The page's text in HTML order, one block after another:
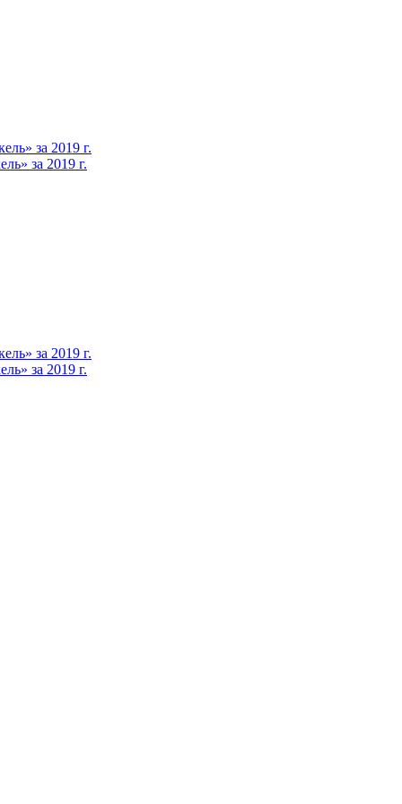
за 2019 г.
за 2019 г.
за 2019 г.
за 2019 г.